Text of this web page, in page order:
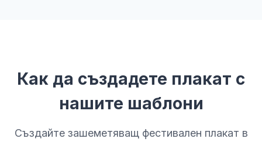
Как да създадете плакат с
нашите шаблони
Създайте зашеметяващ фестивален плакат в